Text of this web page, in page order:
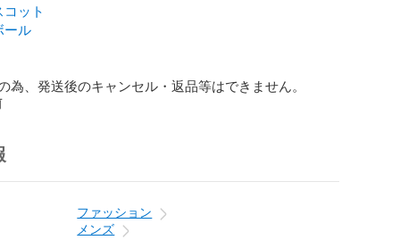
ット
ール
為、発送後のキャンセル・返品等はできません。
ファッション
メンズ